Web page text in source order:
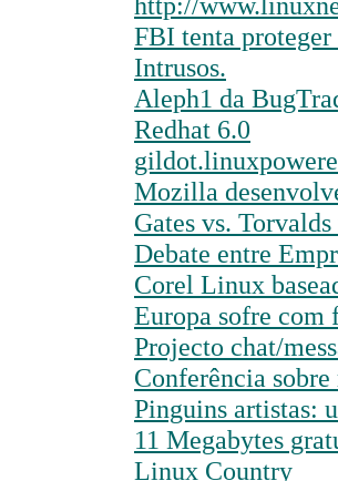
FBI tenta proteger
Intrusos.
Aleph1 da
Redhat 6.0
Mozilla
Gates vs.
Debate entre
Corel Linux
Europa sofre com
Projecto chat/
Conferência sobre
Pinguins artistas:
11 Megabytes
Linux Country